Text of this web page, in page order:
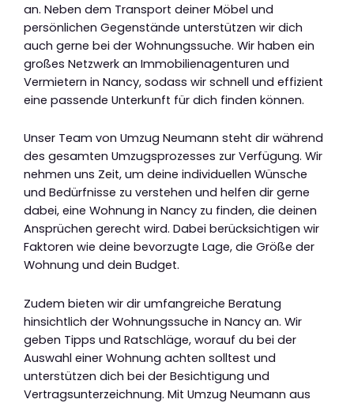
an. Neben dem Transport deiner Möbel und
persönlichen Gegenstände unterstützen wir dich
auch gerne bei der Wohnungssuche. Wir haben ein
großes Netzwerk an Immobilienagenturen und
Vermietern in Nancy, sodass wir schnell und effizient
eine passende Unterkunft für dich finden können.
Unser Team von Umzug Neumann steht dir während
des gesamten Umzugsprozesses zur Verfügung. Wir
nehmen uns Zeit, um deine individuellen Wünsche
und Bedürfnisse zu verstehen und helfen dir gerne
dabei, eine Wohnung in Nancy zu finden, die deinen
Ansprüchen gerecht wird. Dabei berücksichtigen wir
Faktoren wie deine bevorzugte Lage, die Größe der
Wohnung und dein Budget.
Zudem bieten wir dir umfangreiche Beratung
hinsichtlich der Wohnungssuche in Nancy an. Wir
geben Tipps und Ratschläge, worauf du bei der
Auswahl einer Wohnung achten solltest und
unterstützen dich bei der Besichtigung und
Vertragsunterzeichnung. Mit Umzug Neumann aus